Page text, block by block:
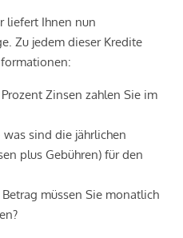
liefert Ihnen nun
Zu jedem dieser Kredite
Prozent Zinsen zahlen Sie im
was sind die jährlichen
plus Gebühren) für den
müssen Sie monatlich